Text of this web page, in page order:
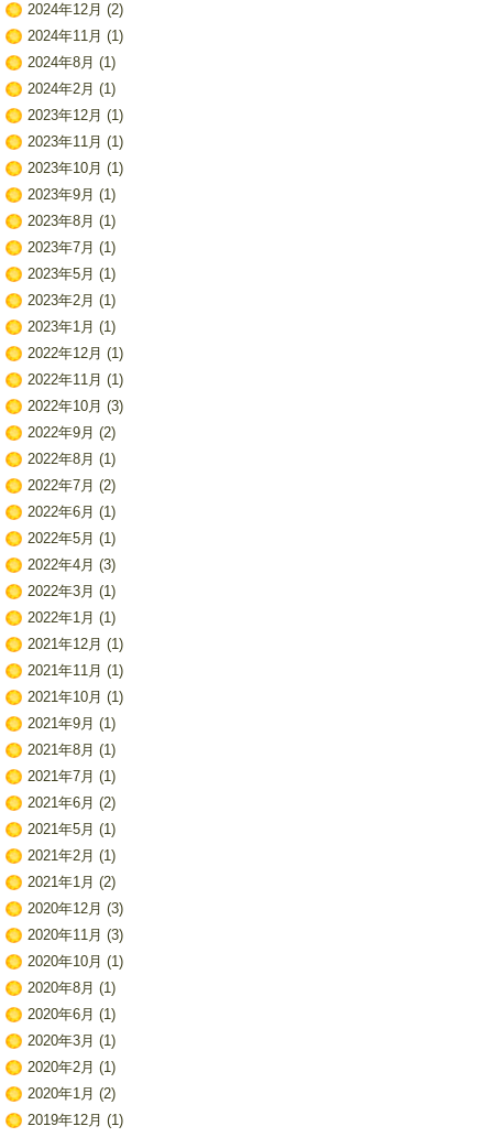
2024年12月 (2)
2024年11月 (1)
2024年8月 (1)
2024年2月 (1)
2023年12月 (1)
2023年11月 (1)
2023年10月 (1)
2023年9月 (1)
2023年8月 (1)
2023年7月 (1)
2023年5月 (1)
2023年2月 (1)
2023年1月 (1)
2022年12月 (1)
2022年11月 (1)
2022年10月 (3)
2022年9月 (2)
2022年8月 (1)
2022年7月 (2)
2022年6月 (1)
2022年5月 (1)
2022年4月 (3)
2022年3月 (1)
2022年1月 (1)
2021年12月 (1)
2021年11月 (1)
2021年10月 (1)
2021年9月 (1)
2021年8月 (1)
2021年7月 (1)
2021年6月 (2)
2021年5月 (1)
2021年2月 (1)
2021年1月 (2)
2020年12月 (3)
2020年11月 (3)
2020年10月 (1)
2020年8月 (1)
2020年6月 (1)
2020年3月 (1)
2020年2月 (1)
2020年1月 (2)
2019年12月 (1)